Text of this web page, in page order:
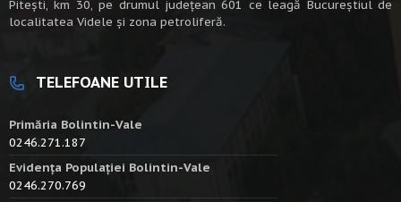
Piteşti, km 30, pe drumul judeţean 601 ce leagă Bucureştiul de
localitatea Videle şi zona petroliferă.
TELEFOANE UTILE
Primăria Bolintin-Vale
0246.271.187
Evidența Populației Bolintin-Vale
0246.270.769